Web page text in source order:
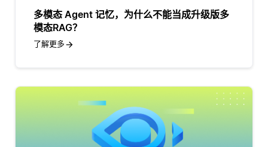
多模态 Agent 记忆，为什么不能当成升级版多
模态RAG？
了解更多